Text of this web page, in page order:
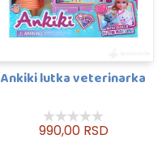
Ankiki lutka veterinarka
990,00 RSD